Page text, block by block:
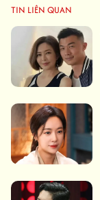
TIN LIÊN QUAN